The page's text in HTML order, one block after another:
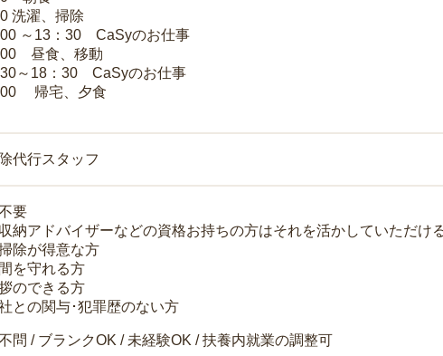
洗濯、掃除
～13：30 CaSyのお仕事
昼食、移動
～18：30 CaSyのお仕事
00 帰宅、夕食
代行スタッフ
要
納アドバイザーなどの資格お持ちの方はそれを活かしていただけ
除が得意な方
を守れる方
のできる方
との関与･犯罪歴のない方
問 / ブランクOK / 未経験OK / 扶養内就業の調整可